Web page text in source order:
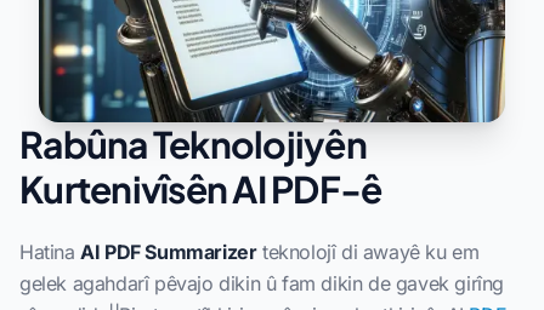
Rabûna Teknolojiyên
Kurtenivîsên AI PDF-ê
HatinaAI PDF Summarizerteknolojî di awayê ku em
gelek agahdarî pêvajo dikin û fam dikin de gavek girîng